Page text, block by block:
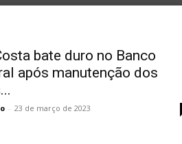
bate duro no Banco
após manutenção dos
- 23 de março de 2023